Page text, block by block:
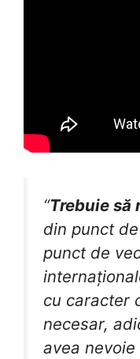
“Trebuie să
din punct
punct de
cu caracter
necesar,
avea